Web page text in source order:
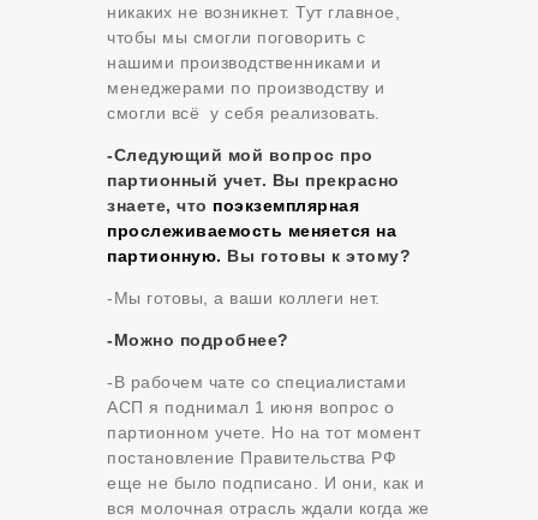
никаких не возникнет. Тут главное,
чтобы мы смогли поговорить с
нашими производственниками и
менеджерами по производству и
смогли всё у себя реализовать.
-Следующий мой вопрос про
партионный учет. Вы прекрасно
знаете, что поэкземплярная
прослеживаемость меняется на
партионную. Вы готовы к этому?
-Мы готовы, а ваши коллеги нет.
-Можно подробнее?
-В рабочем чате со специалистами
АСП я поднимал 1 июня вопрос о
партионном учете. Но на тот момент
постановление Правительства РФ
еще не было подписано. И они, как и
вся молочная отрасль ждали когда же